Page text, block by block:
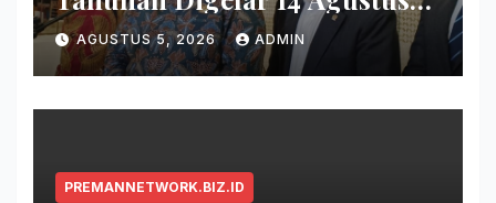
2026
AGUSTUS 5, 2026 ADMIN
PREMANNETWORK.BIZ.ID